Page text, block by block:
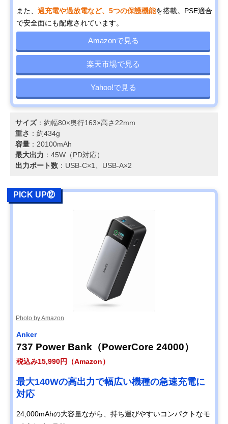
また、 過充電や過放電など、5つの保護機能を搭載。PSE適合
で安全面にも配慮されています。
Amazonで見る
楽天市場で見る
Yahoo!で見る
サイズ：約幅80×奥行163×高さ22mm
重さ ：約434g
容量 ：20100mAh
最大出力 ：45W（PD対応）
出力ポート数 ：USB-C×1、USB-A×2
PICK UP⑫
Photo by Amazon
Anker
737 Power Bank（PowerCore 24000）
税込み15,990円（Amazon）
最大140Wの高出力で幅広い機種の急速充電に
対応
24,000mAhの大容量ながら、持ち運びやすいコンパクトなモ